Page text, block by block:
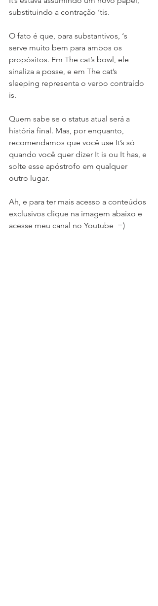
substituindo a contração ‘tis.
O fato é que, para substantivos, ‘s
serve muito bem para ambos os
propósitos. Em The cat’s bowl, ele
sinaliza a posse, e em The cat’s
sleeping representa o verbo contraído
is.
Quem sabe se o status atual será a
história final. Mas, por enquanto,
recomendamos que você use It’s só
quando você quer dizer It is ou It has, e
solte esse apóstrofo em qualquer
outro lugar.
Ah, e para ter mais acesso a conteúdos
exclusivos clique na imagem abaixo e
acesse meu canal no Youtube  =)